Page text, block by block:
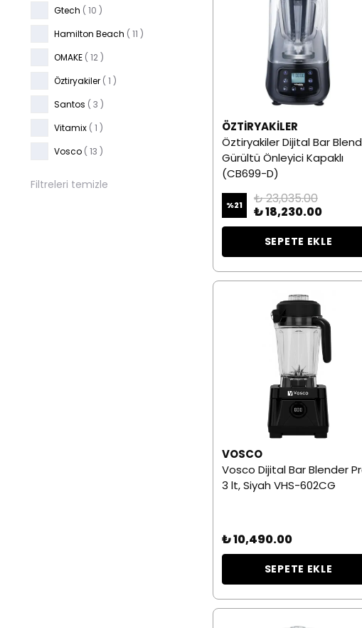
Gtech ( 10 )
Hamilton Beach ( 11 )
OMAKE ( 12 )
Öztiryakiler ( 1 )
Santos ( 3 )
Vitamix ( 1 )
Vosco ( 13 )
Filtreleri temizle
ÖZTIRYAKILER
Öztiryakiler Dijital Bar
Gürültü Önleyici Kapaklı
(CB699-D)
%21
₺ 23,035.00
₺ 18,230.00
SEPETE EKLE
VOSCO
Vosco Dijital Bar Blender
3 lt, Siyah VHS-602CG
₺ 10,490.00
SEPETE EKLE